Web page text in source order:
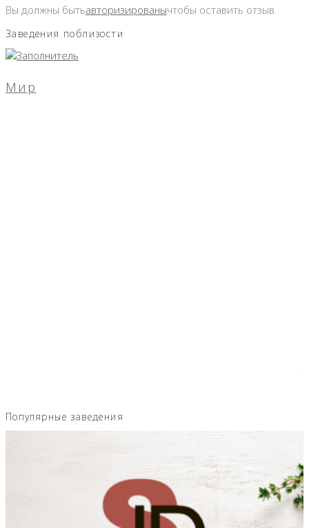
Вы должны бытьавторизированычтобы оставить отзыв.
Заведения поблизости
Мир
Популярные заведения